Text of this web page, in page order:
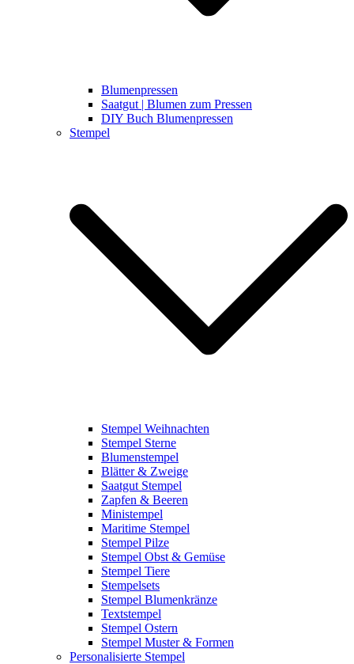
Blumenpressen
Saatgut | Blumen zum Pressen
DIY Buch Blumenpressen
Stempel
Stempel Weihnachten
Stempel Sterne
Blumenstempel
Blätter & Zweige
Saatgut Stempel
Zapfen & Beeren
Ministempel
Maritime Stempel
Stempel Pilze
Stempel Obst & Gemüse
Stempel Tiere
Stempelsets
Stempel Blumenkränze
Textstempel
Stempel Ostern
Stempel Muster & Formen
Personalisierte Stempel